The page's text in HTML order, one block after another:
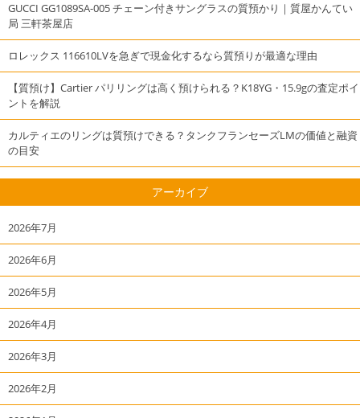
GUCCI GG1089SA-005 チェーン付きサングラスの質預かり｜質屋かんてい
局 三軒茶屋店
ロレックス 116610LVを急ぎで現金化するなら質預りが最適な理由
【質預け】Cartier パリリングは高く預けられる？K18YG・15.9gの査定ポイ
ントを解説
カルティエのリングは質預けできる？タンクフランセーズLMの価値と融資
の目安
アーカイブ
2026年7月
2026年6月
2026年5月
2026年4月
2026年3月
2026年2月